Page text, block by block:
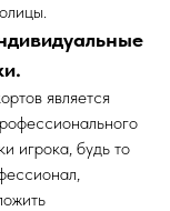
является
игрока, будь то